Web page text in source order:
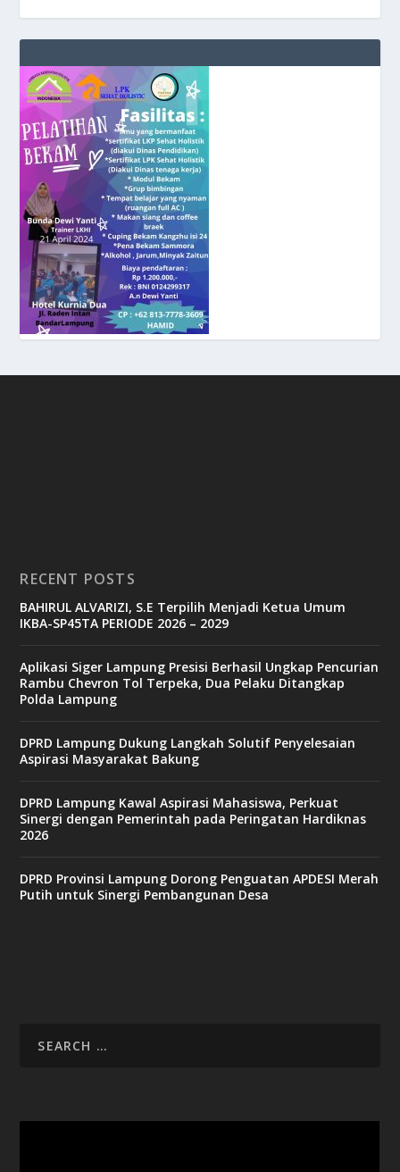
RECENT POSTS
BAHIRUL ALVARIZI, S.E Terpilih Menjadi Ketua Umum
IKBA-SP45TA PERIODE 2026 – 2029
Aplikasi Siger Lampung Presisi Berhasil Ungkap Pencurian
Rambu Chevron Tol Terpeka, Dua Pelaku Ditangkap
Polda Lampung
DPRD Lampung Dukung Langkah Solutif Penyelesaian
Aspirasi Masyarakat Bakung
DPRD Lampung Kawal Aspirasi Mahasiswa, Perkuat
Sinergi dengan Pemerintah pada Peringatan Hardiknas
2026
DPRD Provinsi Lampung Dorong Penguatan APDESI Merah
Putih untuk Sinergi Pembangunan Desa